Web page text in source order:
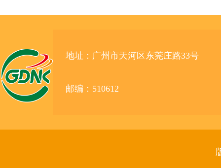
地址：广州市天河区东莞庄路33号
邮编：510612